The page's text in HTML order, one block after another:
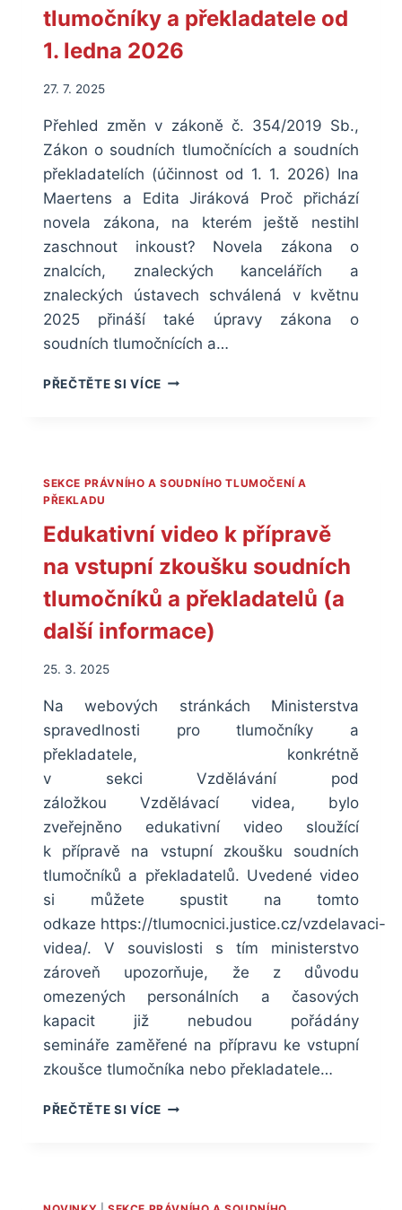
tlumočníky a překladatele od
1. ledna 2026
27. 7. 2025
Přehled změn v zákoně č. 354/2019 Sb.,
Zákon o soudních tlumočnících a soudních
překladatelích (účinnost od 1. 1. 2026) Ina
Maertens a Edita Jiráková Proč přichází
novela zákona, na kterém ještě nestihl
zaschnout inkoust? Novela zákona o
znalcích, znaleckých kancelářích a
znaleckých ústavech schválená v květnu
2025 přináší také úpravy zákona o
soudních tlumočnících a…
PŘEČTĚTE SI VÍCEZMĚNY,
PŘEKLADATELE
1.
2026
SEKCE PRÁVNÍHO A SOUDNÍHO TLUMOČENÍ A
PŘEKLADU
Edukativní video k přípravě
na vstupní zkoušku soudních
tlumočníků a překladatelů (a
další informace)
25. 3. 2025
Na webových stránkách Ministerstva
spravedlnosti pro tlumočníky a
překladatele, konkrétně
v sekci Vzdělávání pod
záložkou Vzdělávací videa, bylo
zveřejněno edukativní video sloužící
k přípravě na vstupní zkoušku soudních
tlumočníků a překladatelů. Uvedené video
si můžete spustit na tomto
odkaze https://tlumocnici.justice.cz/vzdelavaci-
videa/. V souvislosti s tím ministerstvo
zároveň upozorňuje, že z důvodu
omezených personálních a časových
kapacit již nebudou pořádány
semináře zaměřené na přípravu ke vstupní
zkoušce tlumočníka nebo překladatele…
PŘEČTĚTE SI VÍCEEDUKATIVNÍ
SOUDNÍCH